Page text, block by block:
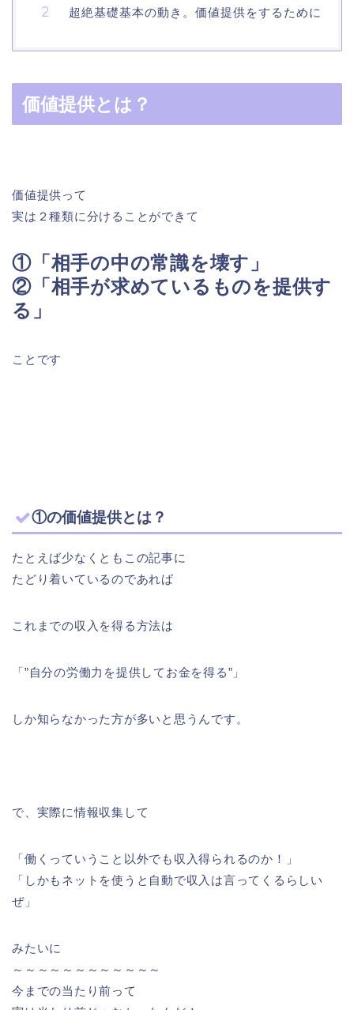
超絶基礎基本の動き。価値提供をするために
価値提供とは？
価値提供って
実は２種類に分けることができて
①「相手の中の常識を壊す」
②「相手が求めているものを提供す
る」
ことです
①の価値提供とは？
たとえば少なくともこの記事に
たどり着いているのであれば
これまでの収入を得る方法は
「”自分の労働力を提供してお金を得る”」
しか知らなかった方が多いと思うんです。
で、実際に情報収集して
「働くっていうこと以外でも収入得られるのか！」
「しかもネットを使うと自動で収入は言ってくるらしい
ぜ」
みたいに
～～～～～～～～～～～～
今までの当たり前って